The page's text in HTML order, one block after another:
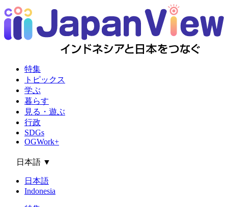
特集
トピックス
学ぶ
暮らす
見る・遊ぶ
行政
SDGs
OGWork+
日本語 ▼
日本語
Indonesia